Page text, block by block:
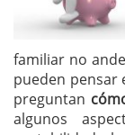
familiar no
pueden pensar
preguntan
algunos